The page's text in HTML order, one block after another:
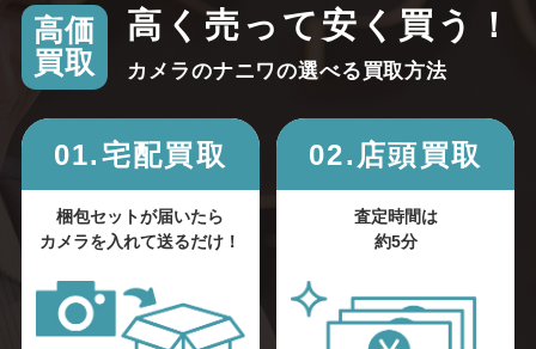
高価
買取
高く売って安く買う！
カメラのナニワの選べる買取方法
01.宅配買取
梱包セットが届いたら
カメラを入れて送るだけ！
02.店頭買取
査定時間は
約5分